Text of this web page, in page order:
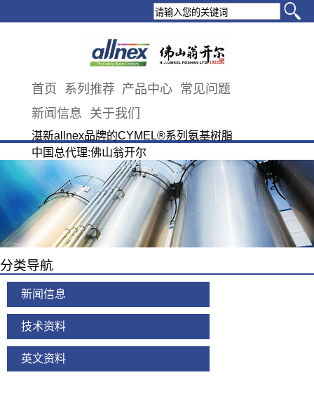
首页 系列推荐 产品中心 常见问题
新闻信息
关于我们
湛新allnex品牌的CYMEL®系列氨基树脂
中国总代理:佛山翁开尔
分类导航
新闻信息
技术资料
英文资料